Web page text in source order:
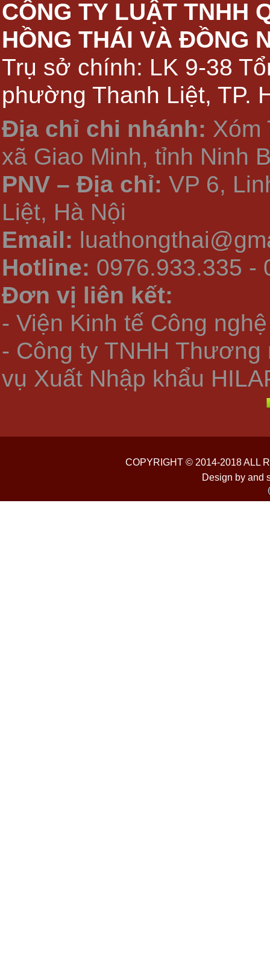
CÔNG TY LUẬT TNHH
HỒNG THÁI VÀ ĐỒNG
Trụ sở chính: LK 9-38
phường Thanh Liệt, TP.
Địa chỉ chi nhánh: Xóm
xã Giao Minh, tỉnh Ninh
PNV – Địa chỉ: VP 6,
Liệt, Hà Nội
Email:
Hotline: 0976.933.335 -
Đơn vị liên kết:
- Viện Kinh tế Công
- Công ty TNHH Thương
vụ Xuất Nhập khẩu
COPYRIGHT © 2014-2018 ALL
Design by and